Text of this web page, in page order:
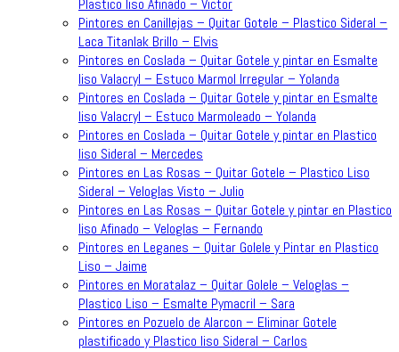
Plastico liso Afinado – Victor
Pintores en Canillejas – Quitar Gotele – Plastico Sideral –
Laca Titanlak Brillo – Elvis
Pintores en Coslada – Quitar Gotele y pintar en Esmalte
liso Valacryl – Estuco Marmol Irregular – Yolanda
Pintores en Coslada – Quitar Gotele y pintar en Esmalte
liso Valacryl – Estuco Marmoleado – Yolanda
Pintores en Coslada – Quitar Gotele y pintar en Plastico
liso Sideral – Mercedes
Pintores en Las Rosas – Quitar Gotele – Plastico Liso
Sideral – Veloglas Visto – Julio
Pintores en Las Rosas – Quitar Gotele y pintar en Plastico
liso Afinado – Veloglas – Fernando
Pintores en Leganes – Quitar Golele y Pintar en Plastico
Liso – Jaime
Pintores en Moratalaz – Quitar Golele – Veloglas –
Plastico Liso – Esmalte Pymacril – Sara
Pintores en Pozuelo de Alarcon – Eliminar Gotele
plastificado y Plastico liso Sideral – Carlos